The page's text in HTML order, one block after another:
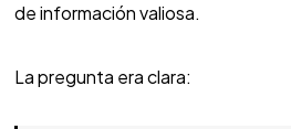
de información valiosa.
La pregunta era clara: